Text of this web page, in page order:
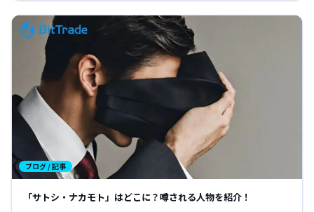
ブログ / 記事
「サトシ・ナカモト」はどこに？噂される人物を紹介！